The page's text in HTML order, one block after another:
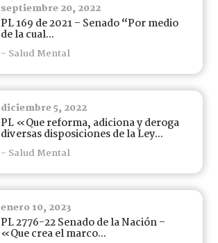
septiembre 20, 2022
PL 169 de 2021 – Senado “Por medio
de la cual...
- Salud Mental
diciembre 5, 2022
PL «Que reforma, adiciona y deroga
diversas disposiciones de la Ley...
- Salud Mental
enero 10, 2023
PL 2776-22 Senado de la Nación –
«Que crea el marco...